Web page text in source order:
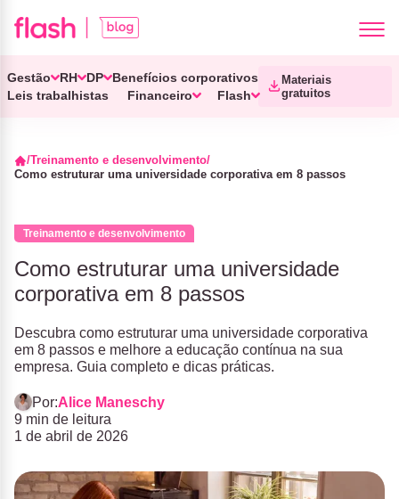
Gestão RH DP
Benefícios corporativos
Leis trabalhistas
Financeiro Flash
Materiais
gratuitos
Treinamento e desenvolvimento
Como estruturar uma universidade corporativa em 8 passos
Treinamento e desenvolvimento
Como estruturar uma universidade
corporativa em 8 passos
Descubra como estruturar uma universidade corporativa
em 8 passos e melhore a educação contínua na sua
empresa. Guia completo e dicas práticas.
Por:Alice Maneschy
9 min de leitura
1 de abril de 2026